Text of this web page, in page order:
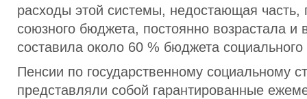
расходы этой системы, недостающая часть,
союзного бюджета, постоянно возрастала и
составила около 60 % бюджета социального
Пенсии по государственному социальному
представляли собой гарантированные